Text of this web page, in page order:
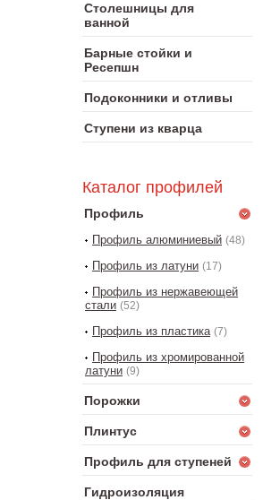
Столешницы для
ванной
Барные стойки и
Ресепшн
Подоконники и отливы
Ступени из кварца
Каталог профилей
Профиль
Профиль алюминиевый (48)
Профиль из латуни (17)
Профиль из нержавеющей
стали (52)
Профиль из пластика (7)
Профиль из хромированной
латуни (9)
Порожки
Плинтус
Профиль для ступеней
Гидроизоляция